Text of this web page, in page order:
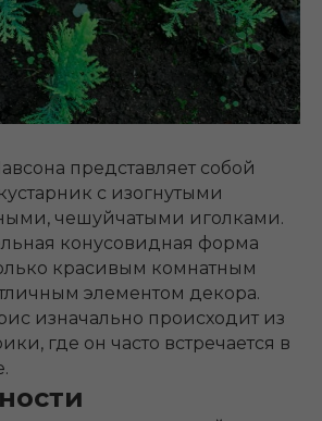
представляет собой
с изогнутыми
чешуйчатыми иголками.
конусовидная форма
красивым комнатным
элементом декора.
изначально происходит из
где он часто встречается в